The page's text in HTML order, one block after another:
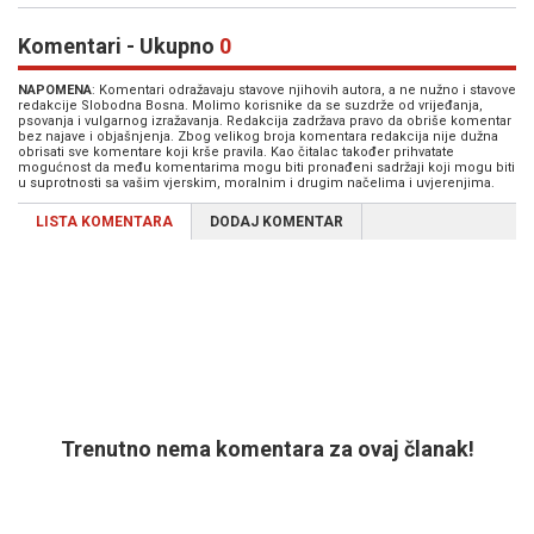
Komentari - Ukupno 0
NAPOMENA: Komentari odražavaju stavove njihovih autora, a ne nužno i stavove
redakcije Slobodna Bosna. Molimo korisnike da se suzdrže od vrijeđanja,
psovanja i vulgarnog izražavanja. Redakcija zadržava pravo da obriše komentar
bez najave i objašnjenja. Zbog velikog broja komentara redakcija nije dužna
obrisati sve komentare koji krše pravila. Kao čitalac također prihvatate
mogućnost da među komentarima mogu biti pronađeni sadržaji koji mogu biti
u suprotnosti sa vašim vjerskim, moralnim i drugim načelima i uvjerenjima.
LISTA KOMENTARA DODAJ KOMENTAR
Trenutno nema komentara za ovaj članak!